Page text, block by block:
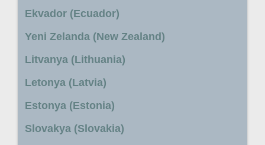
Ekvador (Ecuador)
Yeni Zelanda (New Zealand)
Litvanya (Lithuania)
Letonya (Latvia)
Estonya (Estonia)
Slovakya (Slovakia)